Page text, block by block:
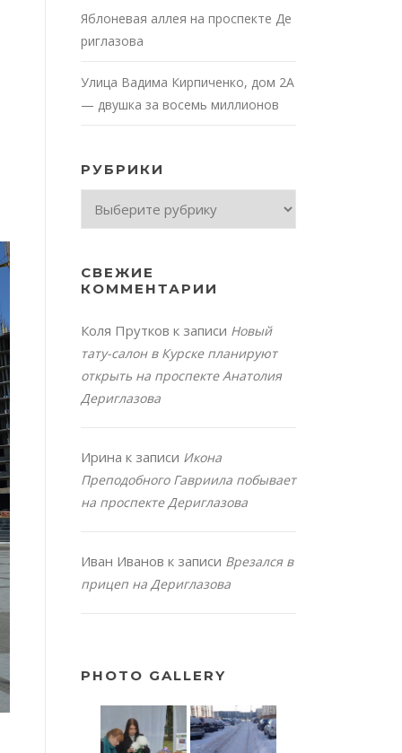
Яблоневая аллея на проспекте Де
риглазова
Улица Вадима Кирпиченко, дом 2А
— двушка за восемь миллионов
РУБРИКИ
СВЕЖИЕ
КОММЕНТАРИИ
Коля Прутков к записи Новый
тату-салон в Курске планируют
открыть на проспекте Анатолия
Дериглазова
Ирина к записи Икона
Преподобного Гавриила побывает
на проспекте Дериглазова
Иван Иванов к записи Врезался в
прицеп на Дериглазова
PHOTO GALLERY